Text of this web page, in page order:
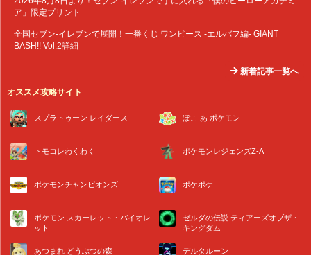
ア」限定プリント
全国セブン‐イレブンで展開！一番くじ ワンピース -エルバフ編- GIANT
BASH!! Vol.2詳細
新着記事一覧へ
オススメ攻略サイト
スプラトゥーン レイダース ぽこ あ ポケモン
トモコレわくわく ポケモンレジェンズZ-A
ポケモンチャンピオンズ ポケポケ
ポケモン スカーレット・バイオレ
ット
ゼルダの伝説 ティアーズオブザ・
キングダム
あつまれ どうぶつの森 デルタルーン